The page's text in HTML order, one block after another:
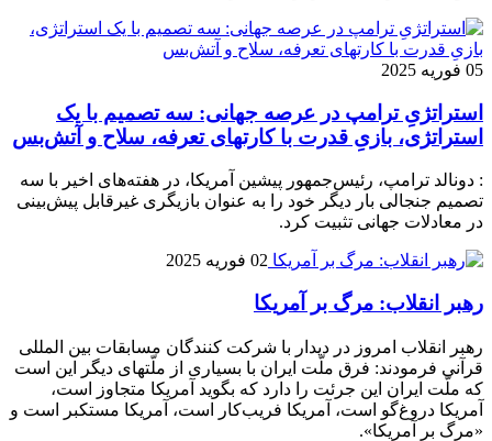
05 فوریه 2025
استراتژیِ ترامپ در عرصه جهانی: سه تصمیم با یک
استراتژی، بازیِ قدرت با کارتهای تعرفه، سلاح و آتش‌بس
: دونالد ترامپ، رئیس‌جمهور پیشین آمریکا، در هفته‌های اخیر با سه
تصمیم جنجالی بار دیگر خود را به عنوان بازیگری غیرقابل پیش‌بینی
در معادلات جهانی تثبیت کرد.
02 فوریه 2025
رهبر انقلاب: مرگ بر آمریکا
رهبر انقلاب امروز در دیدار با شرکت کنندگان مسابقات بین المللی
قرآنی فرمودند: فرق ملّت ایران با بسیاری از ملّتهای دیگر این است
که ملّت ایران این جرئت را دارد که بگوید آمریکا متجاوز است،
آمریکا دروغ‌گو است، آمریکا فریب‌کار است، آمریکا مستکبر است و
«مرگ بر آمریکا».